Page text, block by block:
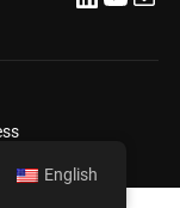
English